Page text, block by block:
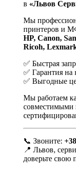
в «Львов
Мы
принтеров и
HP, Canon,
Ricoh,
✅ Быстрая
✅ Гарантия
✅ Выгодные
Мы работаем
совместимыми
📞 Звоните:
📍 Львов,
доверьте свою